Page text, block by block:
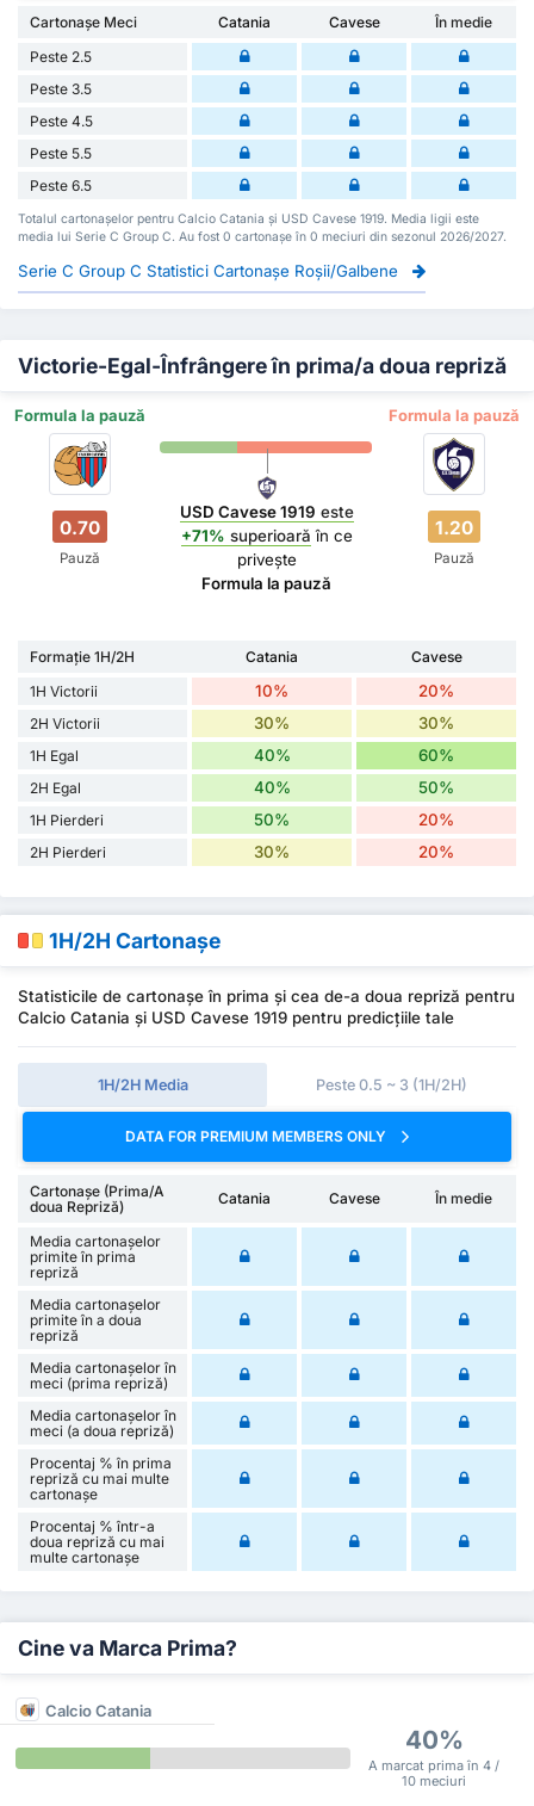
Cartonașe Meci Catania Cavese
În medie
Peste 2.5
Peste 3.5
Peste 4.5
Peste 5.5
Peste 6.5
Totalul cartonașelor pentru Calcio Catania și USD Cavese 1919. Media ligii este
media lui Serie C Group C. Au fost 0 cartonașe în 0 meciuri din sezonul 2026/2027.
Serie C Group C Statistici Cartonașe Roșii/Galbene
Victorie-Egal-Înfrângere în prima/a doua repriză
Formula la pauză Formula la pauză
0.70
Pauză
USD Cavese 1919 este
+71% superioară în ce
privește
Formula la pauză
1.20
Pauză
Formație 1H/2H Catania
Cavese
1H Victorii
10% 20%
2H Victorii 30% 30%
1H Egal 40% 60%
2H Egal 40% 50%
1H Pierderi 50% 20%
2H Pierderi 30% 20%
1H/2H Cartonașe
Statisticile de cartonașe în prima și cea de-a doua repriză pentru
Calcio Catania și USD Cavese 1919 pentru predicțiile tale
1H/2H Media Peste 0.5 ~ 3 (1H/2H)
DATA FOR PREMIUM MEMBERS ONLY
Cartonașe (Prima/A
doua Repriză)
Catania Cavese În medie
Media cartonașelor
primite în prima
repriză
Media cartonașelor
primite în a doua
repriză
Media cartonașelor în
meci (prima repriză)
Media cartonașelor în
meci (a doua repriză)
Procentaj % în prima
repriză cu mai multe
cartonașe
Procentaj % într-a
doua repriză cu mai
multe cartonașe
Cine va Marca Prima?
Calcio Catania
40%
A marcat prima în 4 /
10 meciuri